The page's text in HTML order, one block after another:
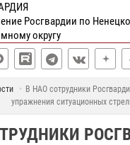
Росгвардии по
округу
В НАО сотрудники
упражнения ситуационных